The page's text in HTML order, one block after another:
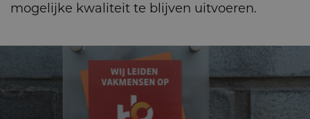
mogelijke kwaliteit te blijven uitvoeren.